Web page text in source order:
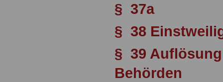
§ 37a
§ 38
§ 39
Behörden